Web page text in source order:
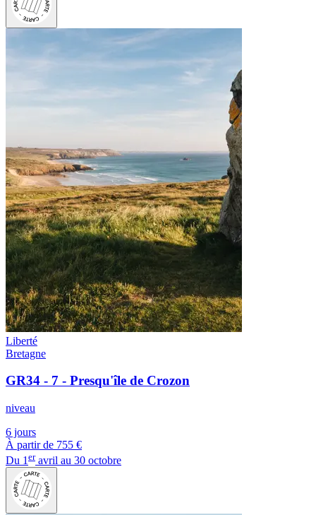
Liberté
Bretagne
GR34 - 7 - Presqu'île de Crozon
niveau
6 jours
À partir de 755 €
Du 1eravril au 30 octobre